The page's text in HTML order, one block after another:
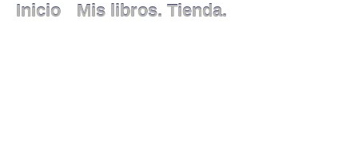
Inicio Mis libros. Tienda.